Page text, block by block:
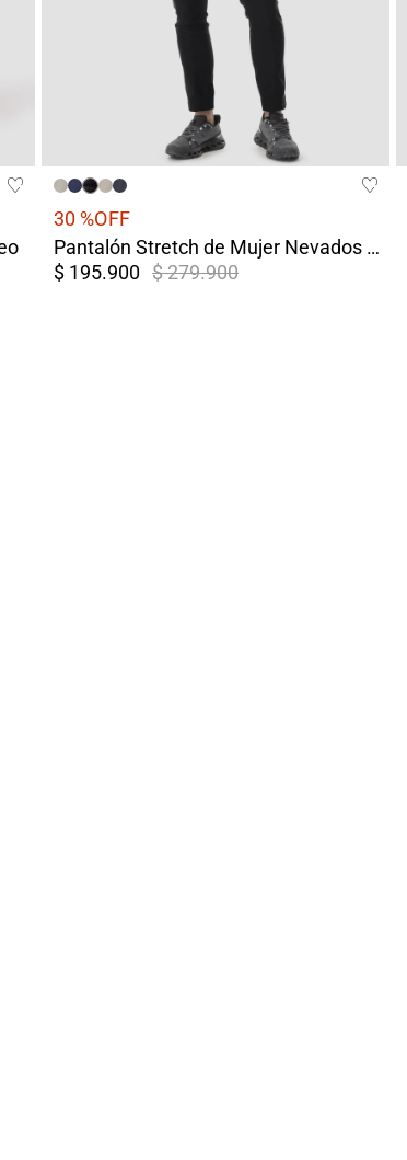
30 %OFF
Pantalón Stretch de Mujer Nevados Negro
$ 195.900 $ 279.900